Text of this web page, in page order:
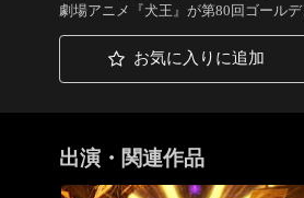
劇場アニメ『犬王』が第80回ゴール
お気に入りに追加
出演・関連作品